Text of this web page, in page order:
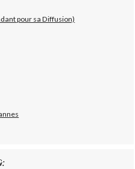
pour sa Diffusion)